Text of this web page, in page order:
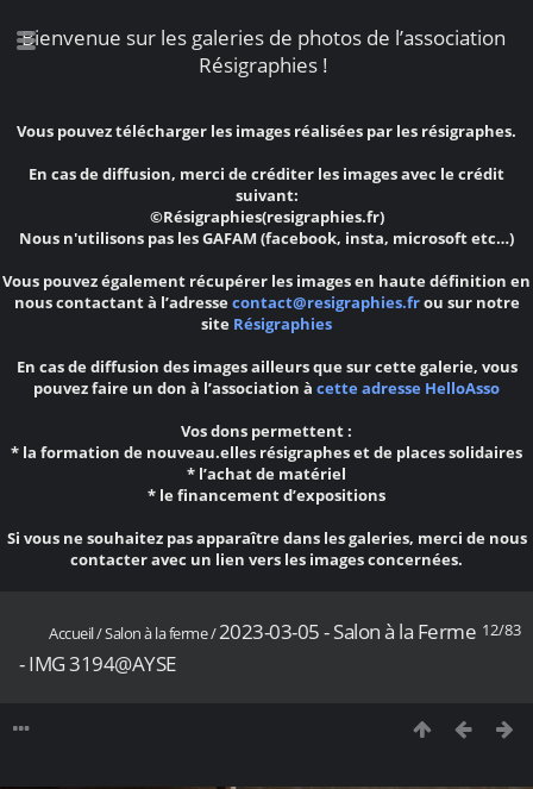
Bienvenue sur les galeries de photos de l’association
Résigraphies !
Vous pouvez télécharger les images réalisées par les résigraphes.
En cas de diffusion, merci de créditer les images avec le crédit
suivant:
©Résigraphies(resigraphies.fr)
Nous n'utilisons pas les GAFAM (facebook, insta, microsoft etc…)
Vous pouvez également récupérer les images en haute définition en
nous contactant à l’adresse contact@resigraphies.frou sur notre
site Résigraphies
En cas de diffusion des images ailleurs que sur cette galerie, vous
pouvez faire un don à l’association à cette adresse HelloAsso
Vos dons permettent :
* la formation de nouveau.elles résigraphes et de places solidaires
* l’achat de matériel
* le financement d’expositions
Si vous ne souhaitez pas apparaître dans les galeries, merci de nous
contacter avec un lien vers les images concernées.
12/83
Accueil/Salon à la ferme/2023-03-05 - Salon à la Ferme
- IMG 3194@AYSE